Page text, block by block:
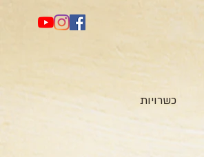
כשרויות